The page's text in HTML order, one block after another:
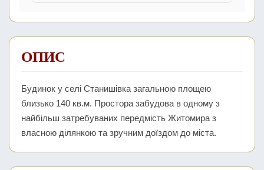
ОПИС
Будинок у селі Станишівка загальною площею
близько 140 кв.м. Простора забудова в одному з
найбільш затребуваних передмість Житомира з
власною ділянкою та зручним доїздом до міста.